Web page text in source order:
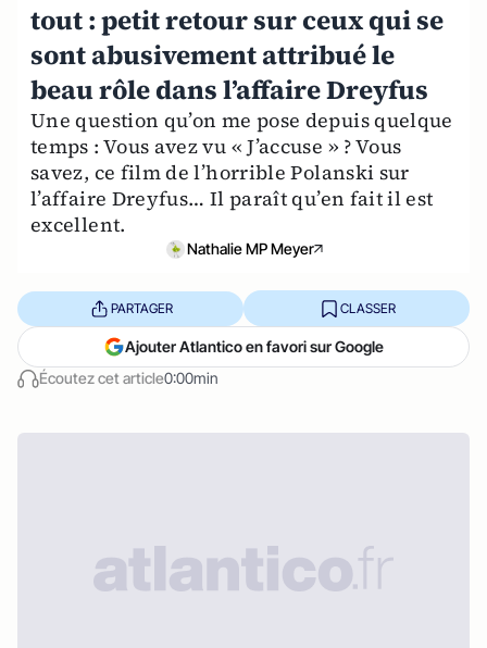
tout : petit retour sur ceux qui se
sont abusivement attribué le
beau rôle dans l’affaire Dreyfus
Une question qu’on me pose depuis quelque
temps : Vous avez vu « J’accuse » ? Vous
savez, ce film de l’horrible Polanski sur
l’affaire Dreyfus… Il paraît qu’en fait il est
excellent.
Nathalie MP Meyer
Écoutez cet article0:00min
PARTAGER CLASSER
Ajouter Atlantico en favori sur Google